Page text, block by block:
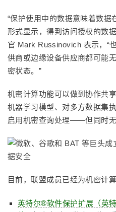
“保护使用中的数据意味着数据
形式显示，得到访问授权的数
官 Mark Russinovich 表示，“
供商或边缘设备供应商都可能
密状态。”
机密计算功能可以做到协作
机器学习模型、对多方数据集
启用机密查询处理——但同时无
目前，联盟成员已经为机密计
英特尔®软件保护扩展（英